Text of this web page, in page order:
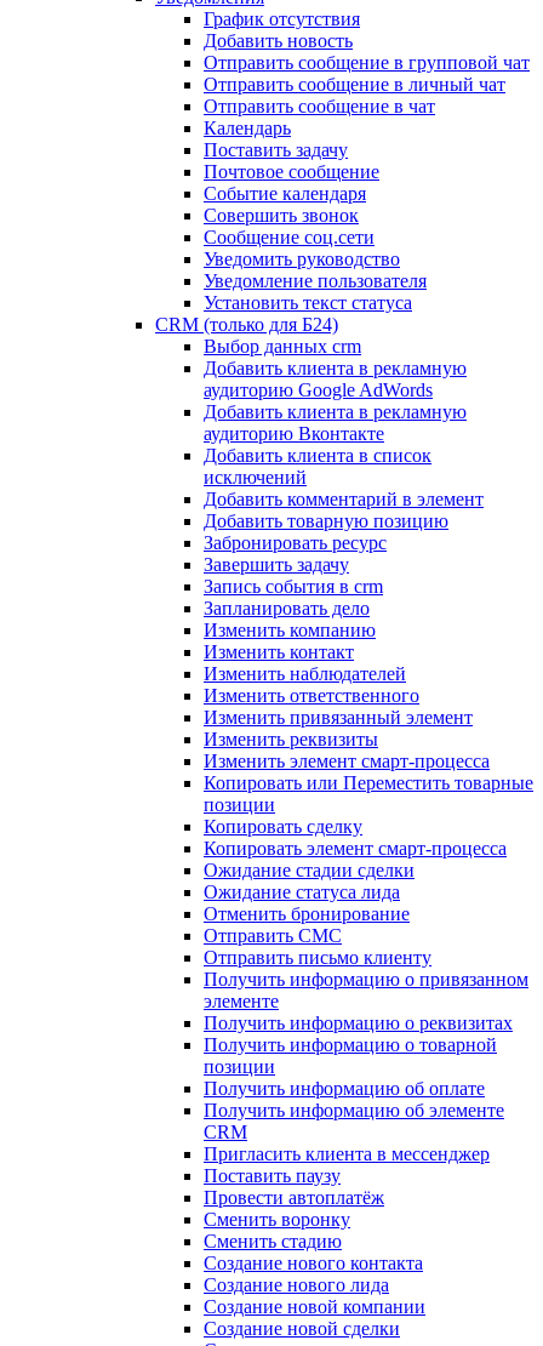
График отсутствия
Добавить новость
Отправить сообщение в групповой чат
Отправить сообщение в личный чат
Отправить сообщение в чат
Календарь
Поставить задачу
Почтовое сообщение
Событие календаря
Совершить звонок
Сообщение соц.сети
Уведомить руководство
Уведомление пользователя
Установить текст статуса
CRM (только для Б24)
Выбор данных crm
Добавить клиента в рекламную
аудиторию Google AdWords
Добавить клиента в рекламную
аудиторию Вконтакте
Добавить клиента в список
исключений
Добавить комментарий в элемент
Добавить товарную позицию
Забронировать ресурс
Завершить задачу
Запись события в crm
Запланировать дело
Изменить компанию
Изменить контакт
Изменить наблюдателей
Изменить ответственного
Изменить привязанный элемент
Изменить реквизиты
Изменить элемент смарт-процесса
Копировать или Переместить товарные
позиции
Копировать сделку
Копировать элемент смарт-процесса
Ожидание стадии сделки
Ожидание статуса лида
Отменить бронирование
Отправить СМС
Отправить письмо клиенту
Получить информацию о привязанном
элементе
Получить информацию о реквизитах
Получить информацию о товарной
позиции
Получить информацию об оплате
Получить информацию об элементе
CRM
Пригласить клиента в мессенджер
Поставить паузу
Провести автоплатёж
Сменить воронку
Сменить стадию
Создание нового контакта
Создание нового лида
Создание новой компании
Создание новой сделки